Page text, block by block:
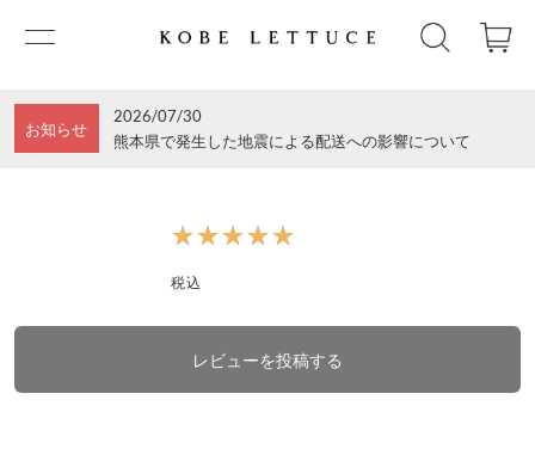
お知らせ
2026/07/30
熊本県で発生した地震による配送への影響について
★★★★★
★★★★★
税込
レビューを投稿する